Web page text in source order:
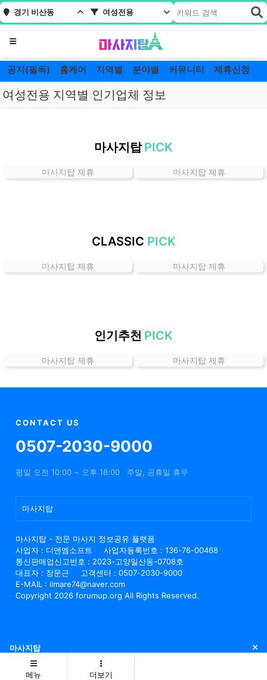
경기 비산동 여성전용
메뉴
공지(필독) 홈케어 지역별 분야별 커뮤니티 제휴신청
여성전용 지역별 인기업체 정보
동
는
할
정
마사지탑 PICK
마사지탑 제휴 마사지탑 제휴
CLASSIC PICK
마사지탑 제휴 마사지탑 제휴
인기추천 PICK
마사지탑 제휴 마사지탑 제휴
CONTACT US
0507-2030-9000
평일 오전 10:00 ~ 오후 18:00 주말, 공휴일 휴무
마사지탑
마사지탑 - 전문 마사지 정보공유 플랫폼
사업자 : 디앤엠소프트
사업자등록번호 : 136-76-00468
통신판매업신고번호 : 2023-고양일산동-0708호
대표자 : 장문근
고객센터 : 0507-2030-9000
E-MAIL : ilmare74@naver.com
Copyright 2026 forumup.org All Rights Reserved.
마사지탑 닫
메뉴 더보기